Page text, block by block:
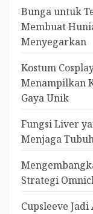
Bunga untuk
Membuat
Menyegarkan
Kostum
Menampilkan
Gaya Unik
Fungsi Liver
Menjaga
Strategi
Cupsleeve